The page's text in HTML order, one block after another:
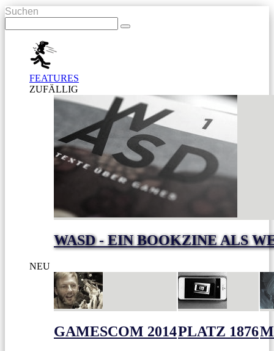
Suchen
FEATURES
ZUFÄLLIG
WASD - EIN BOOKZINE ALS
NEU
GAMESCOM 2014PLATZ 1876